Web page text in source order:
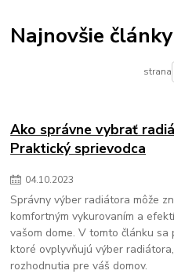
mechanické filtre pre domácnosť
Najnovšie články
strana
Ako správne vybrať
Praktický sprievodca
04.10.2023
Správny výber radiátora môže
komfortným vykurovaním a
vašom dome. V tomto článku
ktoré ovplyvňujú výber
rozhodnutia pre váš domov.